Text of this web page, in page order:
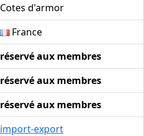
Cotes d'armor
France
réservé aux membres
réservé aux membres
réservé aux membres
import-export